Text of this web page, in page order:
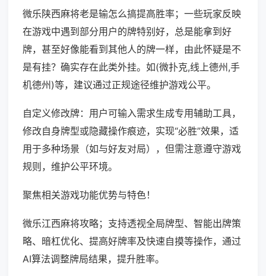
微乐陕西麻将老是输怎么搞提高胜率；一些玩家反映
在游戏中遇到部分用户的牌特别好，总是能拿到好
牌，甚至好像能看到其他人的牌一样，由此怀疑是不
是有挂？确实存在此类外挂。如(微扑克,线上德州,手
机德州)等，建议通过正规途径维护游戏公平。
自定义修改牌：用户可输入需求生成专用辅助工具，
修改自身牌型或隐藏操作痕迹，实现“必胜”效果，适
用于多种场景（如与好友对局），但需注意遵守游戏
规则，维护公平环境。
聚焦相关游戏功能优势与特色！
微乐江西麻将攻略；支持透视全局牌型、智能出牌策
略、暗杠优化、提高好牌率及快速自摸等操作，通过
AI算法调整牌局结果，提升胜率。